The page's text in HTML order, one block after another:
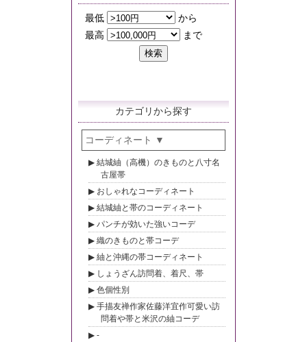
カテゴリから探す
コーディネート
結城紬（高機）のきものと八寸名
古屋帯
おしゃれなコーディネート
結城紬と帯のコーディネート
パンチが効いた強いコーデ
織のきものと帯コーデ
紬と沖縄の帯コーディネート
しょうざん訪問着、着尺、帯
色個性別
手描友禅作家佐藤洋宜作可愛い訪
問着や帯と米沢の紬コーデ
-